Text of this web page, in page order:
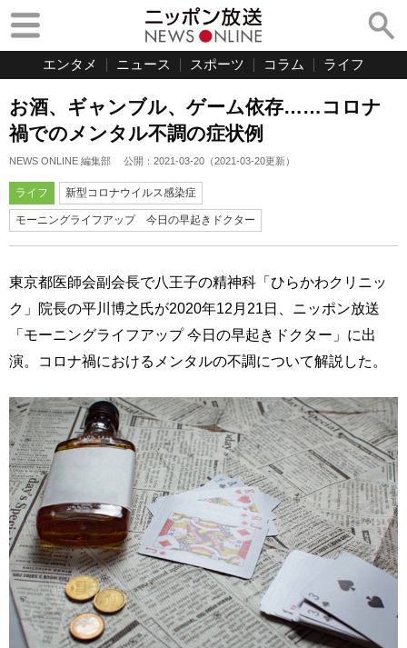
エンタメ ニュース スポーツ コラム ライフ
お酒、ギャンブル、ゲーム依存……コロナ
禍でのメンタル不調の症状例
NEWS ONLINE 編集部 公開： 2021-03-20 （2021-03-20更新）
ライフ 新型コロナウイルス感染症
モーニングライフアップ 今日の早起きドクター
東京都医師会副会長で八王子の精神科「ひらかわクリニッ
ク」院長の平川博之氏が2020年12月21日、ニッポン放送
「モーニングライフアップ 今日の早起きドクター」に出
演。コロナ禍におけるメンタルの不調について解説した。